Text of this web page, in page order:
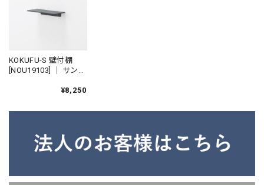
KOKUFU-S 壁付棚
[NOU19103] ｜ サンド
ォールシェルフ 小さ
¥8,250